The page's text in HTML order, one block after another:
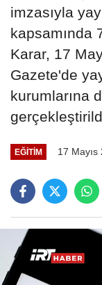
imzasıyla
kapsamında
Karar, 17
Gazete'de
kurumlarına
EĞITIM 17